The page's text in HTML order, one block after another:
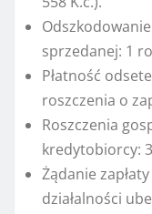
sprzedanej: 1
Płatność
roszczenia o
Roszczenia
kredytobiorcy:
Żądanie
działalności